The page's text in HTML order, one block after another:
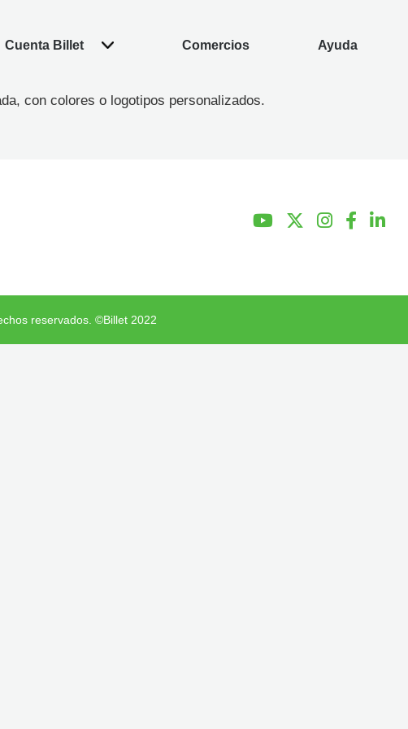
Cuenta Billet Comercios Ayuda
con colores o logotipos personalizados.
reservados. ©Billet 2022